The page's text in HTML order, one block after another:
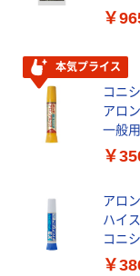
￥
本気プライス
コニ
アロ
一般
￥
アロ
ハイ
コニ
￥